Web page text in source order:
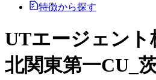
特徴から探す
UTエージェン
北関東第一CU_